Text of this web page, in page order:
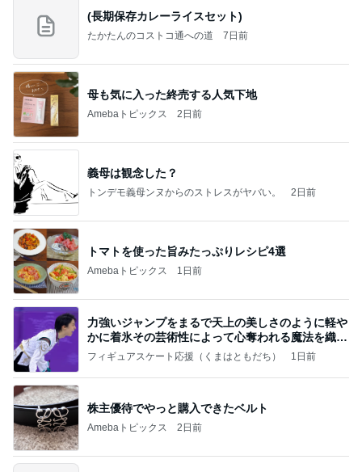
(長期保存カレーライスセット)
たかたんのコストコ通への道 7日前
母も気に入った終売する人気下地
Amebaトピックス 2日前
義母は観念した？
トンデモ義母ンヌからのストレスがヤバい。 2日前
トマトを使った旨みたっぷりレシピ4選
Amebaトピックス 1日前
力強いジャンプをまるで天上の美しさのように軽や
かに着氷その芸術性によって心奪われる魔法を織り
なす
フィギュアスケート応援（くまはともだち） 1日前
株主優待でやっと購入できたベルト
Amebaトピックス 2日前